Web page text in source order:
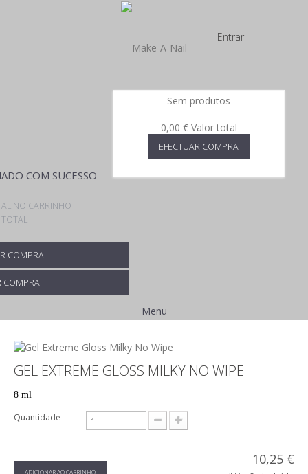
Entrar
Sem produtos
0,00 € Valor total
EFECTUAR COMPRA
COM SUCESSO
NO CARRINHO
COMPRA
COMPRA
Menu
GEL EXTREME GLOSS MILKY NO WIPE
8 ml
Quantidade
10,25 €